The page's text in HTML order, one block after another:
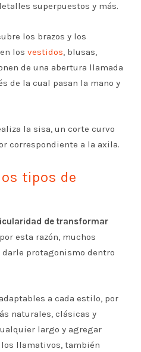
superpuestos y más.
los brazos y los
los vestidos, blusas,
de una abertura llamada
de la cual pasan la mano y
la sisa, un corte curvo
correspondiente a la axila.
tipos de
de transformar
esta razón, muchos
darle protagonismo dentro
a cada estilo, por
naturales, clásicas y
largo y agregar
llamativos, también